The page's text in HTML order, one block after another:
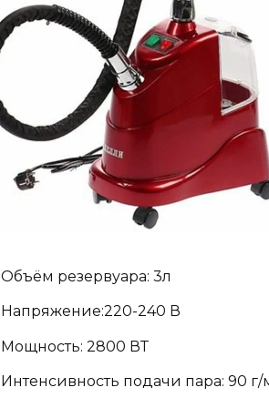
Объём резервуара: 3л
Напряжение:220-240 В
Мощность: 2800 ВТ
Интенсивность подачи пара: 90